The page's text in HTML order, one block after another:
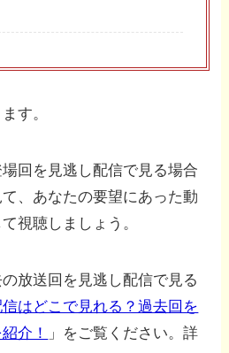
す。
回を見逃し配信で見る場合
、あなたの要望にあった動
視聴しましょう。
放送回を見逃し配信で見る
はどこで見れる？過去回を
介！
」をご覧ください。詳